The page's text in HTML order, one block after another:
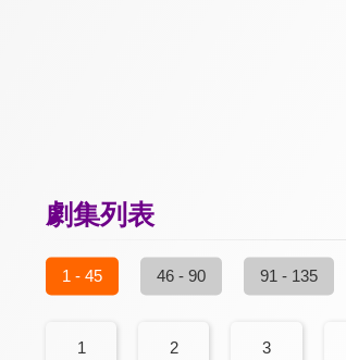
劇集列表
1 - 45 46 - 90 91 - 135
1 2 3